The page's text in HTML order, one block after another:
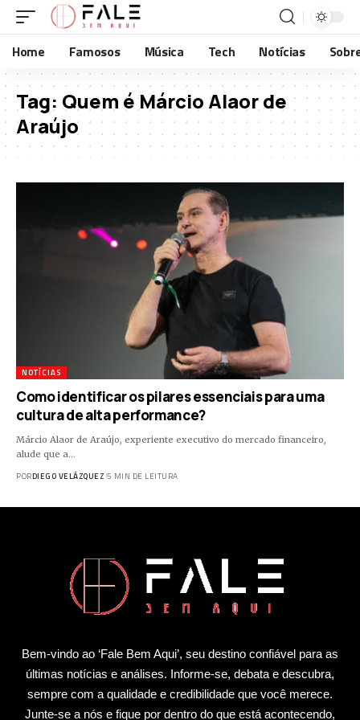
Home Famosos Música Tech Notícias
Tag: Quem é Márcio Alaor de
Araújo
NOTÍCIAS
Como identificar os pilares essenciais para uma
cultura de alta performance?
Márcio Alaor de Araújo, experiente executivo do mercado financeiro,
alude que a…
PORDIEGO VELÁZQUEZ 5 MIN DE LEITURA
Bem-vindo ao ‘Fale Bem Aqui’, seu destino confiável para as
últimas notícias e análises. Informe-se, debata e descubra,
sempre com a qualidade e credibilidade que você merece.
Junte-se a nós e fique por dentro do que está acontecendo,